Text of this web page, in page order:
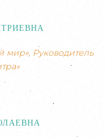
мир», Руководитель